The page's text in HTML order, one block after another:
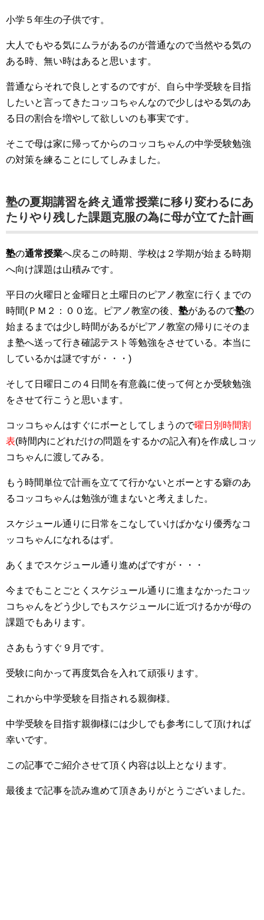
小学５年生の子供です。
大人でもやる気にムラがあるのが普通なので当然やる気の
ある時、無い時はあると思います。
普通ならそれで良しとするのですが、自ら中学受験を目指
したいと言ってきたコッコちゃんなので少しはやる気のあ
る日の割合を増やして欲しいのも事実です。
そこで母は家に帰ってからのコッコちゃんの中学受験勉強
の対策を練ることにしてしみました。
塾の夏期講習を終え通常授業に移り変わるにあ
たりやり残した課題克服の為に母が立てた計画
塾の通常授業へ戻るこの時期、学校は２学期が始まる時期
へ向け課題は山積みです。
平日の火曜日と金曜日と土曜日のピアノ教室に行くまでの
時間(ＰＭ２：００迄。ピアノ教室の後、 塾があるので塾の
始まるまでは少し時間があるがピアノ教室の帰りにそのま
ま塾へ送って行き確認テスト等勉強をさせている。本当に
しているかは謎ですが・・・)
そして日曜日この４日間を有意義に使って何とか受験勉強
をさせて行こうと思います。
コッコちゃんはすぐにボーとしてしまうので曜日別時間割
表(時間内にどれだけの問題をするかの記入有)を作成しコッ
コちゃんに渡してみる。
もう時間単位で計画を立てて行かないとボーとする癖のあ
るコッコちゃんは勉強が進まないと考えました。
スケジュール通りに日常をこなしていけばかなり優秀なコ
ッコちゃんになれるはず。
あくまでスケジュール通り進めばですが・・・
今までもことごとくスケジュール通りに進まなかったコッ
コちゃんをどう少しでもスケジュールに近づけるかが母の
課題でもあります。
さあもうすぐ９月です。
受験に向かって再度気合を入れて頑張ります。
これから中学受験を目指される親御様。
中学受験を目指す親御様には少しでも参考にして頂ければ
幸いです。
この記事でご紹介させて頂く内容は以上となります。
最後まで記事を読み進めて頂きありがとうございました。